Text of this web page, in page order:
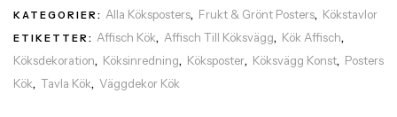
KATEGORIER: Alla Köksposters, Frukt & Grönt Posters, Kökstavlor
ETIKETTER: Affisch Kök, Affisch Till Köksvägg, Kök Affisch,
Köksdekoration, Köksinredning, Köksposter, Köksvägg Konst, Posters
Kök, Tavla Kök, Väggdekor Kök